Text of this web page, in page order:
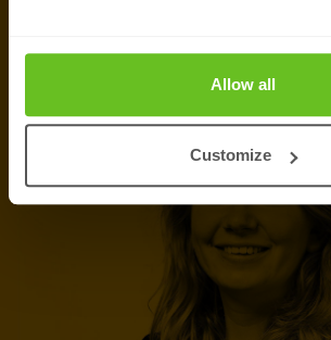
Allow all
Customize
Angebot anfordern